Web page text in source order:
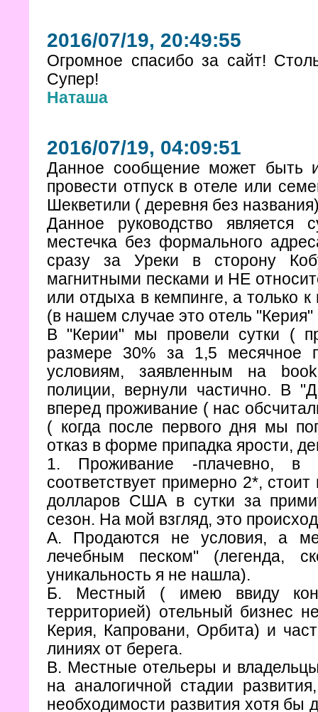
2016/07/19, 20:49:55
Огромное спасибо за сайт!
Супер!
Наташа
2016/07/19, 04:09:51
Данное сообщение может быть
провести отпуск в отеле или
Шекветили ( деревня без
Данное руководство является
местечка без формального
сразу за Уреки в сторону
магнитными песками и НЕ
или отдыха в кемпинге, а только
(в нашем случае это отель
В "Керии" мы провели сутки (
размере 30% за 1,5 месячное
условиям, заявленным на
полиции, вернули частично. В
вперед проживание ( нас
( когда после первого дня мы
отказ в форме припадка ярости,
1. Проживание -плачевно, в
соответствует примерно 2*,
долларов США в сутки за
сезон. На мой взгляд, это
А. Продаются не условия, а
лечебным песком" (легенда,
уникальность я не нашла).
Б. Местный ( имею ввиду
территорией) отельный бизнес
Керия, Капровани, Орбита) и
линиях от берега.
В. Местные отельеры и
на аналогичной стадии
необходимости развития хотя бы